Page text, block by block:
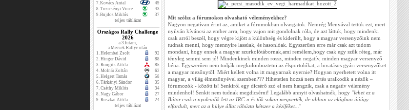
7.Kovács Antal
49
8.Trencsényi Vince
43
9.Bujdos Miklós 37
teljes táblázat
Országos Rally Challenge
2026
a 3.futam,
a Mecsek Rallye után
1. Helembai Zsolt
92
2. Hinger Dávid
88
3. Rongits Attila
85
4. Molnár Zoltán
62
5. Helgert Tamás
58
6. Tárkányi Sándor
35
7. Csáthy Miklós
34
8. Nagy Gábor
27
9. Ruszkai Attila 24
teljes táblázat
Mit szólsz a fórumokon olvasható véleményekhez?
Nagyon negatívan érint az, amiket a fórumokban olvasgatok. Nemrég Menyával tettük ezt, mert
nyilván kíváncsi az ember arra, hogy vajon mit gondolnak róla, de azt láttuk, hogy mindenki
csak arról beszél, hogy végre kijött a különbség és kiderült, hogy a magyar versenyzőink nem
tudnak menni, hogy mennyire lassúak, és hasonlóak. Egyszerűen erre már csak azt tudom
mondani, hogy ennek a magyar szurkolótábornak,ami remélem,hogy csak egy szűk réteg, már
tényleg semmi sem jó! Mindenkinek minden rossz, minden negatív, minden magyar versenyző
béna. Egyszerűen nem tudják megkülönböztetni az élsportolókat, a hivatásos gyári versenyzőket
a magyar mezőnytől. Miért kellett volna itt magyarnak nyernie? Hogyan nyerhetett volna itt
magyar, a világ élmezőnyével szemben??? Hihetetlen hozzá nem értés uralkodik a nézők –
fórumozók - között is! Senkiről egy dicsérő szó el nem hangzik, csak a negatív vélemény
mindenhol! Senkit nem tudnak megdicsérni! Legalább annyit olvashatnék, hogy "lehet ez a
Bútor csak a nyolcadik lett az IRC-n és tök sokan megverték, de abban az elágban úúúgy
elfordult, mert az a hülye állat ráhúzta kétszer a kéziféket..."